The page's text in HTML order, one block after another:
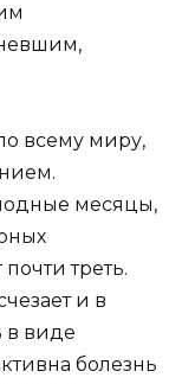
всему миру,
месяцы,
треть.
и в
в виде
болезнь